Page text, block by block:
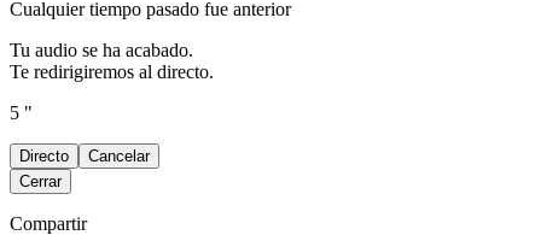
Cualquier tiempo pasado fue anterior
Tu audio se ha acabado.
Te redirigiremos al directo.
5 "
Directo
Cancelar
Cerrar
Compartir